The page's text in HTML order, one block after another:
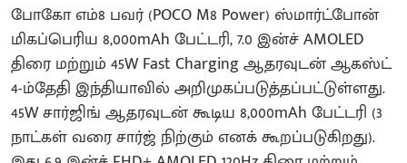
போகோ எம்8 பவர் (POCO M8 Power) ஸ்மார்ட்போன்
மிகப்பெரிய 8,000mAh பேட்டரி, 7.0 இன்ச் AMOLED
திரை மற்றும் 45W Fast Charging ஆதரவுடன் ஆகஸ்ட்
4-ம்தேதி இந்தியாவில் அறிமுகப்படுத்தப்பட்டுள்ளது.
45W சார்ஜிங் ஆதரவுடன் கூடிய 8,000mAh பேட்டரி (3
நாட்கள் வரை சார்ஜ் நிற்கும் எனக் கூறப்படுகிறது).